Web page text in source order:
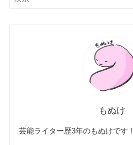
もぬけ
芸能ライター歴3年のもぬけです！